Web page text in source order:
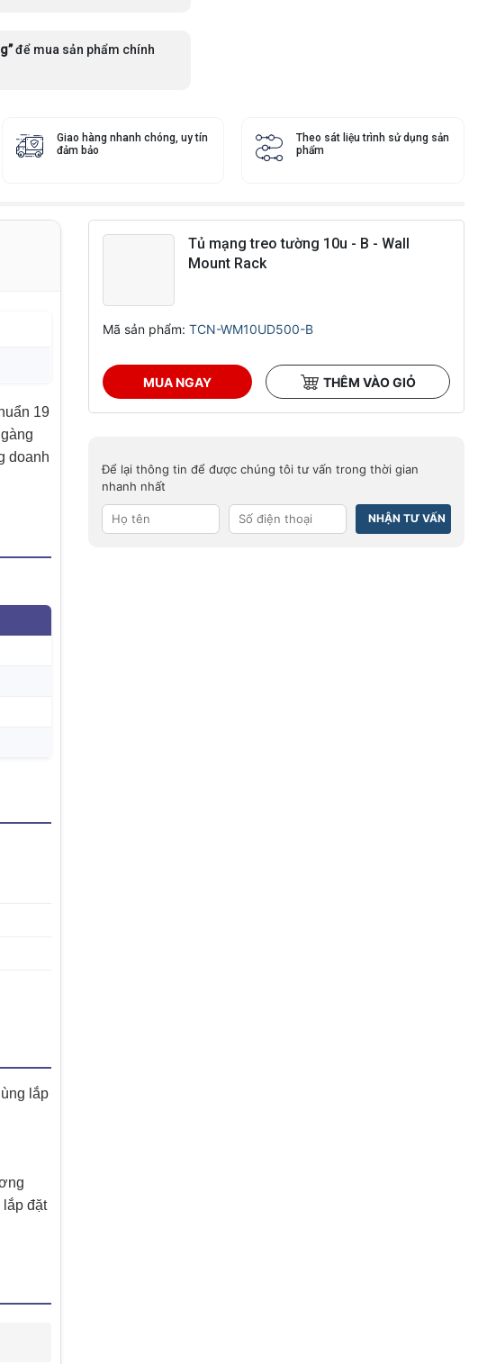
để mua sản phẩm chính
Giao hàng nhanh chóng, uy tín
đảm bảo
Theo sát liệu trình sử dụng sản
phẩm
19
doanh
lắp
lắp đặt
Tủ mạng treo tường 10u - B - Wall
Mount Rack
Mã sản phẩm: TCN-WM10UD500-B
MUA NGAY THÊM VÀO GIỎ
Để lại thông tin để được chúng tôi tư vấn trong thời gian
nhanh nhất